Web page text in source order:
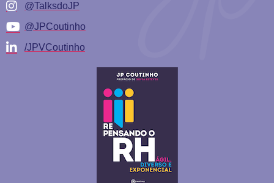
@TalksdoJP
@JPCoutinho
/JPVCoutinho